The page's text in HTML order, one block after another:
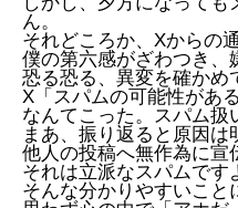
ん。
それどころか、Xからの
僕の第六感がざわつき、
恐る恐る、異変を確か
X「スパムの可能性があ
なんてこった。スパム扱
まあ、振り返ると原因は
他人の投稿へ無作為に宣
それは立派なスパムです
そんな分かりやすいこと